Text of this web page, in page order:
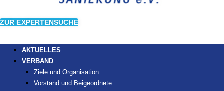
ZUR EXPERTENSUCHE
AKTUELLES
VERBAND
Ziele und Organisation
Vorstand und Beigeordnete